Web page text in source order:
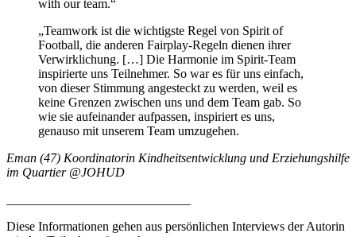
with our team.“
„Teamwork ist die wichtigste Regel von Spirit of
Football, die anderen Fairplay-Regeln dienen ihrer
Verwirklichung. […] Die Harmonie im Spirit-Team
inspirierte uns Teilnehmer. So war es für uns einfach,
von dieser Stimmung angesteckt zu werden, weil es
keine Grenzen zwischen uns und dem Team gab. So
wie sie aufeinander aufpassen, inspiriert es uns,
genauso mit unserem Team umzugehen.
Eman (47) Koordinatorin Kindheitsentwicklung und Erziehungshilfe
im Quartier @JOHUD
Diese Informationen gehen aus persönlichen Interviews der Autorin